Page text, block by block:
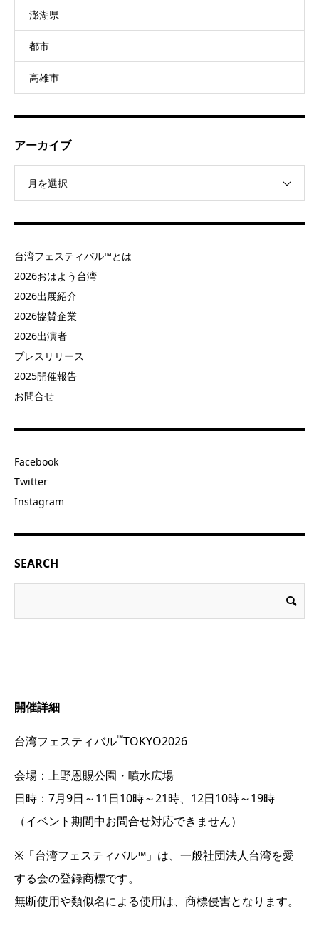
澎湖県
都市
高雄市
アーカイブ
月を選択
台湾フェスティバル™とは
2026おはよう台湾
2026出展紹介
2026協賛企業
2026出演者
プレスリリース
2025開催報告
お問合せ
Facebook
Twitter
Instagram
SEARCH
開催詳細
台湾フェスティバル™TOKYO2026
会場：上野恩賜公園・噴水広場
日時：7月9日～11日10時～21時、12日10時～19時
（イベント期間中お問合せ対応できません）
※「台湾フェスティバル™」は、一般社団法人台湾を愛
する会の登録商標です。
無断使用や類似名による使用は、商標侵害となります。